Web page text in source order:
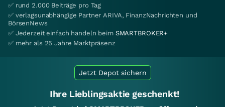
✅ rund 2.000 Beiträge pro Tag
✅ verlagsunabhängige Partner ARIVA, FinanzNachrichten und
BörsenNews
✅ Jederzeit einfach handeln beim SMARTBROKER+
✅ mehr als 25 Jahre Marktpräsenz
Jetzt Depot sichern
Ihre Lieblingsaktie geschenkt!